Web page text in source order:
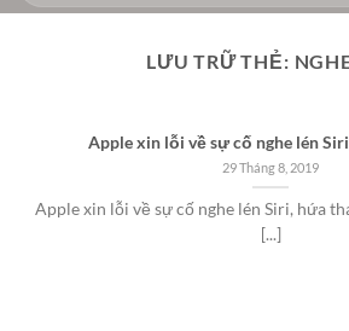
LƯU TRỮ THẺ:
Apple xin lỗi về sự cố nghe lén
29 Tháng 8, 2019
Apple xin lỗi về sự cố nghe lén Siri, hứa
[...]